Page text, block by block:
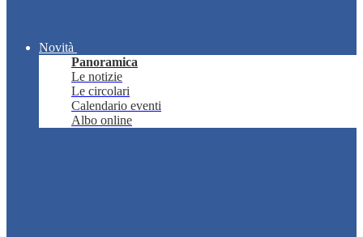
Novità
Panoramica
Le notizie
Le circolari
Calendario eventi
Albo online